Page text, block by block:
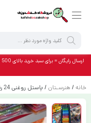
خانه / هنرسـتان / پاستل روغنی 24 رنگ آریا مدل آرتیست